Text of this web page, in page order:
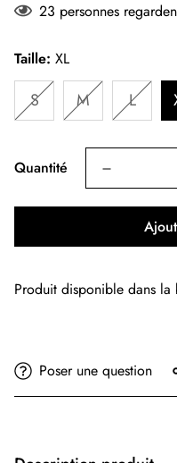
23 personnes
Taille: XL
S M L
Quantité
Produit disponible dans
Poser une question